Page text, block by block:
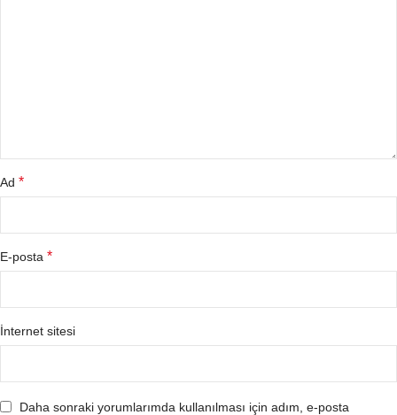
Ad *
E-posta *
İnternet sitesi
Daha sonraki yorumlarımda kullanılması için adım, e-posta